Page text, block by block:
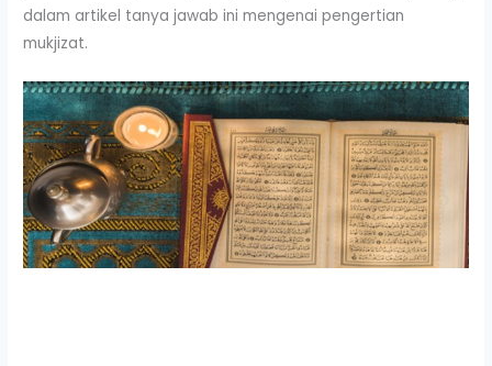
dalam artikel tanya jawab ini mengenai pengertian
mukjizat.